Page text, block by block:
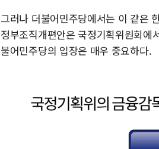
그러나 더불어민주당에서는 이 같은
정부조직개편안은 국정기획위원회
불어민주당의 입장은 매우 중요하다.